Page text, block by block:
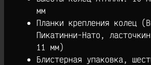
мм
Планки крепления колец
Пикатинни-Нато,
11 мм)
Блистерная упаковка,